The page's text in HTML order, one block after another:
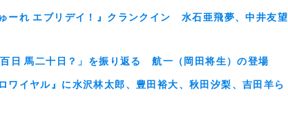
ーれ エブリデイ！』クランクイン 水石亜飛夢、中井友望
百日 馬二十日？」を振り返る 航一（岡田将生）の登場
ワイヤル』に水沢林太郎、豊田裕大、秋田汐梨、吉田羊ら